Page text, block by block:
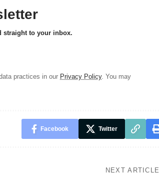
straight to your inbox.
practices in our Privacy Policy. You may
Facebook Twitter
NEXT ARTICLE